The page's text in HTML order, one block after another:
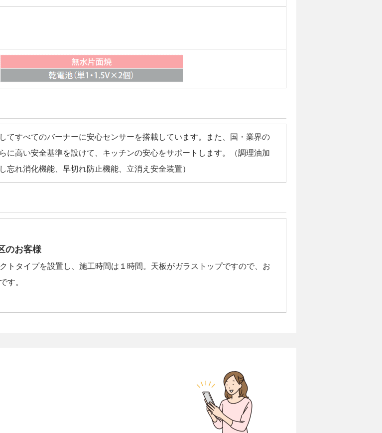
てすべてのバーナーに安心センサーを搭載しています。また、国・業界の
に高い安全基準を設けて、キッチンの安心をサポートします。（調理油加
忘れ消化機能、早切れ防止機能、立消え安全装置）
のお客様
トタイプを設置し、施工時間は１時間。天板がガラストップですので、お
す。